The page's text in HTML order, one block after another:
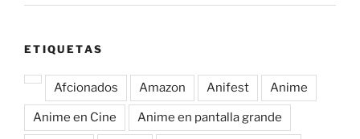
ETIQUETAS
Afcionados Amazon Anifest Anime
Anime en Cine Anime en pantalla grande